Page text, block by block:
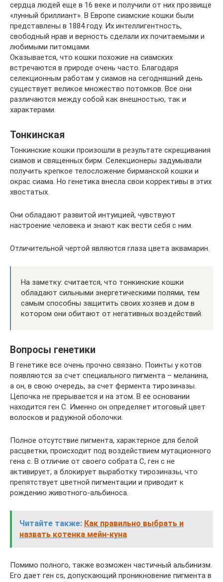
сердца людей еще в 16 веке и получили от них прозвище
«лунный бриллиант». В Европе сиамские кошки были
представлены в 1884 году. Их интеллигентность,
свободный нрав и верность сделали их почитаемыми и
любимыми питомцами.
Оказывается, что кошки похожие на сиамских
встречаются в природе очень часто. Благодаря
селекционным работам у сиамов на сегодняшний день
существует великое множество потомков. Все они
различаются между собой как внешностью, так и
характерами.
Тонкинская
Тонкинские кошки произошли в результате скрещивания
сиамов и священных бирм. Селекционеры задумывали
получить крепкое телосложение бирманской кошки и
окрас сиама. Но генетика внесла свои коррективы в этих
хвостатых.
Они обладают развитой интуицией, чувствуют
настроение человека и знают как вести себя с ним.
Отличительной чертой являются глаза цвета аквамарин.
На заметку: считается, что тонкинские кошки
обладают сильными энергетическими полями, тем
самым способны защитить своих хозяев и дом в
котором они обитают от негативных воздействий.
Вопросы генетики
В генетике все очень прочно связано. Поинты у котов
появляются за счет специального пигмента – меланина,
а он, в свою очередь, за счет фермента тирозиназы.
Цепочка не прерывается и на этом. В ее основании
находится ген C. Именно он определяет итоговый цвет
волосков и радужной оболочки.
Полное отсутствие пигмента, характерное для белой
расцветки, происходит под воздействием мутационного
гена с. В отличие от своего собрата С, ген с не
активирует, а блокирует выработку тирозиназы, что
препятствует цветной пигментации и приводит к
рождению животного-альбиноса.
Читайте также: Как правильно выбрать и
назвать котенка мейн-куна
Помимо полного, также возможен частичный альбинизм.
Его дает ген cs, допускающий проникновение пигмента в